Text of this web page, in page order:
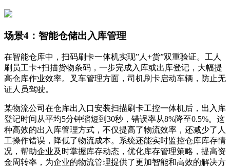
场景4：智能仓储出入库管理
在智能仓库中，扫码刷卡一体机实现”人+货”双重验证。工人
刷员工卡+扫描货物条码，一步完成入库或出库登记，大幅提
高仓库作业效率。叉车管理方面，司机刷卡启动车辆，防止无
证人员驾驶。
某物流公司在仓库出入口安装扫描刷卡工控一体机后，出入库
登记时间从平均5分钟缩短到30秒，错误率从8%降至0.5%。这
种高效的出入库管理方式，不仅提高了物流效率，还减少了人
工操作错误，降低了物流成本。系统还能实时监控仓库库存情
况，帮助企业及时掌握库存动态，优化库存管理策略，提高资
金周转率，为企业的物流管理提供了更加智能和高效的解决方